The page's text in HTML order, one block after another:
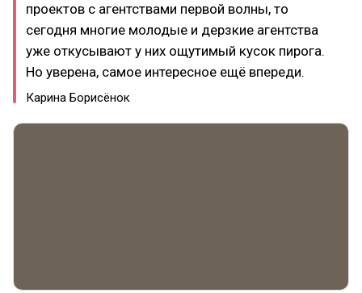
проектов с агентствами первой волны, то
сегодня многие молодые и дерзкие агентства
уже откусывают у них ощутимый кусок пирога.
Но уверена, самое интересное ещё впереди.
Карина Борисёнок